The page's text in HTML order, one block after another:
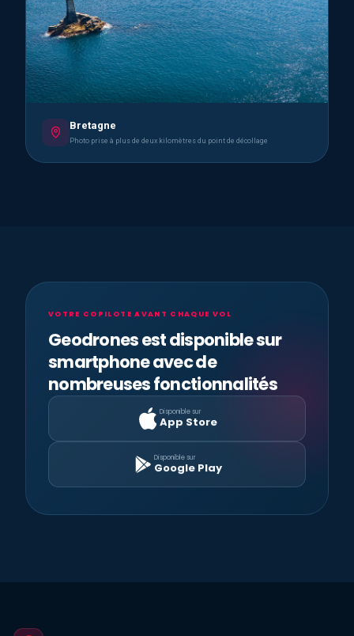
Bretagne
Photo prise à plus de deux kilomètres du point de décollage
VOTRE COPILOTE AVANT CHAQUE VOL
Geodrones est disponible sur
smartphone avec de
nombreuses fonctionnalités
Disponible sur
App Store
Disponible sur
Google Play